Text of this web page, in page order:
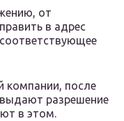
от
в адрес
компании, после
разрешение
в этом.